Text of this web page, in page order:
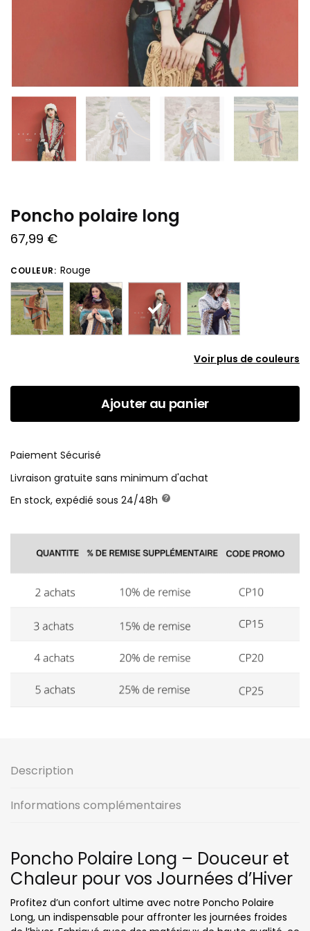
Poncho polaire long
67,99 €
COULEUR: Rouge
Voir plus de couleurs
Ajouter au panier
Paiement Sécurisé
Livraison gratuite sans minimum d'achat
En stock, expédié sous 24/48h
Description
Informations complémentaires
Poncho Polaire Long – Douceur et
Chaleur pour vos Journées d’Hiver
Profitez d’un confort ultime avec notre Poncho Polaire
Long, un indispensable pour affronter les journées froides